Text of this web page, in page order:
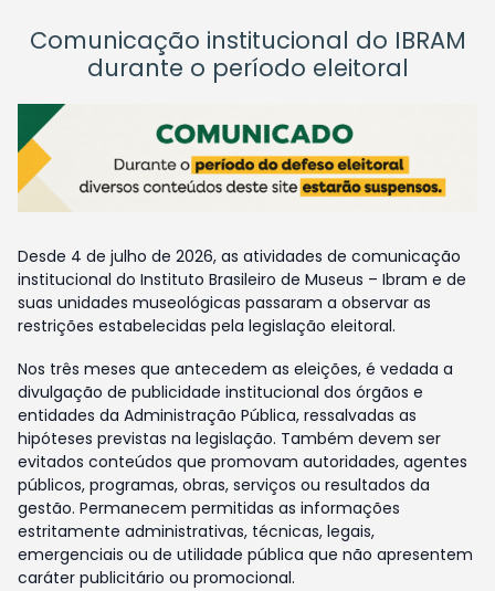
Comunicação institucional do IBRAM
durante o período eleitoral
Desde 4 de julho de 2026, as atividades de comunicação
institucional do Instituto Brasileiro de Museus – Ibram e de
suas unidades museológicas passaram a observar as
restrições estabelecidas pela legislação eleitoral.
Nos três meses que antecedem as eleições, é vedada a
divulgação de publicidade institucional dos órgãos e
entidades da Administração Pública, ressalvadas as
hipóteses previstas na legislação. Também devem ser
evitados conteúdos que promovam autoridades, agentes
públicos, programas, obras, serviços ou resultados da
gestão. Permanecem permitidas as informações
estritamente administrativas, técnicas, legais,
emergenciais ou de utilidade pública que não apresentem
caráter publicitário ou promocional.